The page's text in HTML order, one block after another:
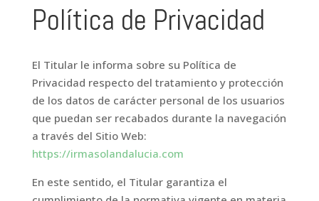
Política de Privacidad
El Titular le informa sobre su Política de
Privacidad respecto del tratamiento y protección
de los datos de carácter personal de los usuarios
que puedan ser recabados durante la navegación
a través del Sitio Web:
https://irmasolandalucia.com
En este sentido, el Titular garantiza el